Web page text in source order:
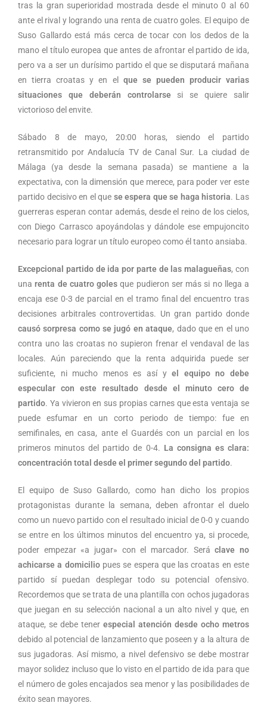
tras la gran superioridad mostrada desde el minuto 0 al 60
ante el rival y logrando una renta de cuatro goles. El equipo de
Suso Gallardo está más cerca de tocar con los dedos de la
mano el título europea que antes de afrontar el partido de ida,
pero va a ser un durísimo partido el que se disputará mañana
en tierra croatas y en el que se pueden producir varias
situaciones que deberán controlarse si se quiere salir
victorioso del envite.
Sábado 8 de mayo, 20:00 horas, siendo el partido
retransmitido por Andalucía TV de Canal Sur. La ciudad de
Málaga (ya desde la semana pasada) se mantiene a la
expectativa, con la dimensión que merece, para poder ver este
partido decisivo en el que se espera que se haga historia. Las
guerreras esperan contar además, desde el reino de los cielos,
con Diego Carrasco apoyándolas y dándole ese empujoncito
necesario para lograr un título europeo como él tanto ansiaba.
Excepcional partido de ida por parte de las malagueñas, con
unarenta de cuatro goles que pudieron ser más si no llega a
encaja ese 0-3 de parcial en el tramo final del encuentro tras
decisiones arbitrales controvertidas. Un gran partido donde
causó sorpresa como se jugó en ataque, dado que en el uno
contra uno las croatas no supieron frenar el vendaval de las
locales. Aún pareciendo que la renta adquirida puede ser
suficiente, ni mucho menos es así yel equipo no debe
especular con este resultado desde el minuto cero de
partido. Ya vivieron en sus propias carnes que esta ventaja se
puede esfumar en un corto periodo de tiempo: fue en
semifinales, en casa, ante el Guardés con un parcial en los
primeros minutos del partido de 0-4. La consigna es clara:
concentración total desde el primer segundo del partido.
El equipo de Suso Gallardo, como han dicho los propios
protagonistas durante la semana, deben afrontar el duelo
como un nuevo partido con el resultado inicial de 0-0 y cuando
se entre en los últimos minutos del encuentro ya, si procede,
poder empezar «a jugar» con el marcador. Seráclave no
achicarse a domicilio pues se espera que las croatas en este
partido sí puedan desplegar todo su potencial ofensivo.
Recordemos que se trata de una plantilla con ochos jugadoras
que juegan en su selección nacional a un alto nivel y que, en
ataque, se debe tener especial atención desde ocho metros
debido al potencial de lanzamiento que poseen y a la altura de
sus jugadoras. Así mismo, a nivel defensivo se debe mostrar
mayor solidez incluso que lo visto en el partido de ida para que
el número de goles encajados sea menor y las posibilidades de
éxito sean mayores.